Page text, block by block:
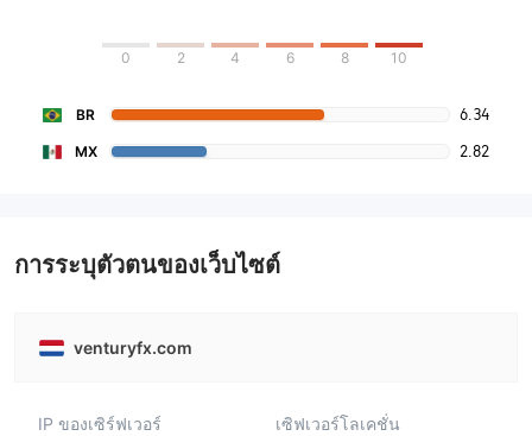
0 2 4 6 8 10
BR 6.34
MX 2.82
การระบุตัวตนของเว็บไซต์
venturyfx.com
IP ของเซิร์ฟเวอร์
เซิฟเวอร์โลเคชั่น